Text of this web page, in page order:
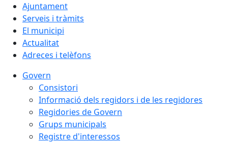
Ajuntament
Serveis i tràmits
El municipi
Actualitat
Adreces i telèfons
Govern
Consistori
Informació dels regidors i de les regidores
Regidories de Govern
Grups municipals
Registre d'interessos